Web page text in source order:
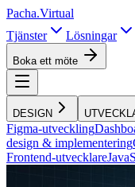
Pacha.Virtual
Tjänster
Lösningar
Boka ett möte
DESIGN
Figma-utveckling
design & implementering
Frontend-utvecklare